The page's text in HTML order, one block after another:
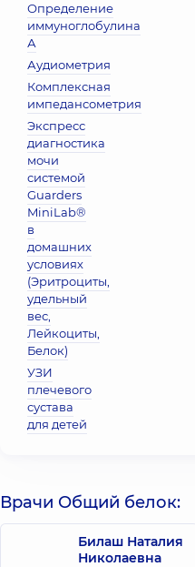
Определение
иммуноглобулина
А
Аудиометрия
Комплексная
импедансометрия
Экспресс
диагностика
мочи
системой
Guarders
MiniLab®
в
домашних
условиях
(Эритроциты,
удельный
вес,
Лейкоциты,
Белок)
УЗИ
плечевого
сустава
для детей
Врачи Общий белок:
Билаш Наталия
Николаевна